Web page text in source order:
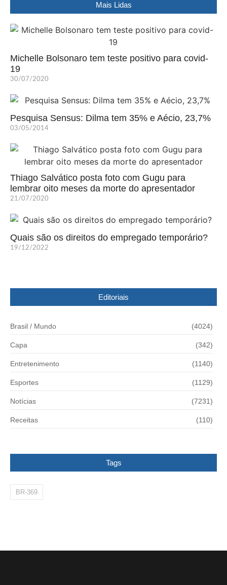
Mais Lidas
Michelle Bolsonaro tem teste positivo para covid-
19
30/07/2020
Pesquisa Sensus: Dilma tem 35% e Aécio, 23,7%
03/05/2014
Thiago Salvático posta foto com Gugu para
lembrar oito meses da morte do apresentador
21/07/2020
Quais são os direitos do empregado temporário?
19/12/2022
Editoriais
Brasil / Mundo (4024)
Capa (342)
Entretenimento (1140)
Esportes (1129)
Notícias (7231)
Receitas (110)
Tags
BR-369